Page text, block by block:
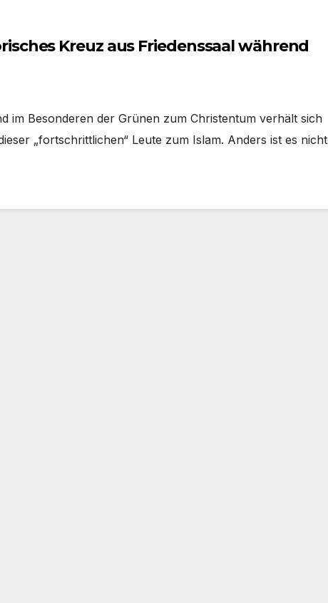
Kreuz aus Friedenssaal während
im Besonderen der Grünen zum Christentum verhält sich
„fortschrittlichen“ Leute zum Islam. Anders ist es nicht